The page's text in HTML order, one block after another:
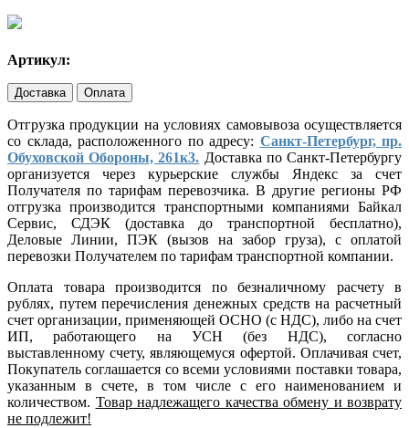
Артикул:
Доставка Оплата
Отгрузка продукции на условиях самовывоза осуществляется
со склада, расположенного по адресу: Санкт-Петербург, пр.
Обуховской Обороны, 261к3. Доставка по Санкт-Петербургу
организуется через курьерские службы Яндекс за счет
Получателя по тарифам перевозчика. В другие регионы РФ
отгрузка производится транспортными компаниями Байкал
Сервис, СДЭК (доставка до транспортной бесплатно),
Деловые Линии, ПЭК (вызов на забор груза), с оплатой
перевозки Получателем по тарифам транспортной компании.
Оплата товара производится по безналичному расчету в
рублях, путем перечисления денежных средств на расчетный
счет организации, применяющей ОСНО (с НДС), либо на счет
ИП, работающего на УСН (без НДС), согласно
выставленному счету, являющемуся офертой. Оплачивая счет,
Покупатель соглашается со всеми условиями поставки товара,
указанным в счете, в том числе с его наименованием и
количеством. Товар надлежащего качества обмену и возврату
не подлежит!